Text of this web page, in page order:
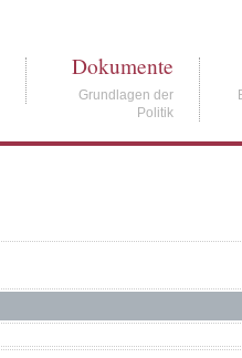
Dokumente
Grundlagen der
Politik